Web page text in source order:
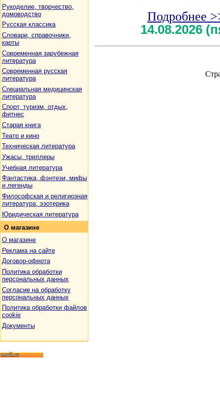
Рукоделие, творчество,
домоводство
Русская классика
Словари, справочники,
карты
Современная зарубежная
литература
Современная русская
литература
Специальная медицинская
литература
Спорт, туризм, отдых,
фитнес
Старая книга
Театр и кино
Техническая литература
Ужасы, триллеры
Учебная литература
Фантастика, фэнтези, мифы
и легенды
Философская и религиозная
литература, эзотерика
Юридическая литература
О магазине
О магазине
Реклама на сайте
Договор-оферта
Политика обработки
персональных данных
Согласие на обработку
персональных данных
Политика обработки файлов
cookie
Документы
Подробнее
14.08.2026